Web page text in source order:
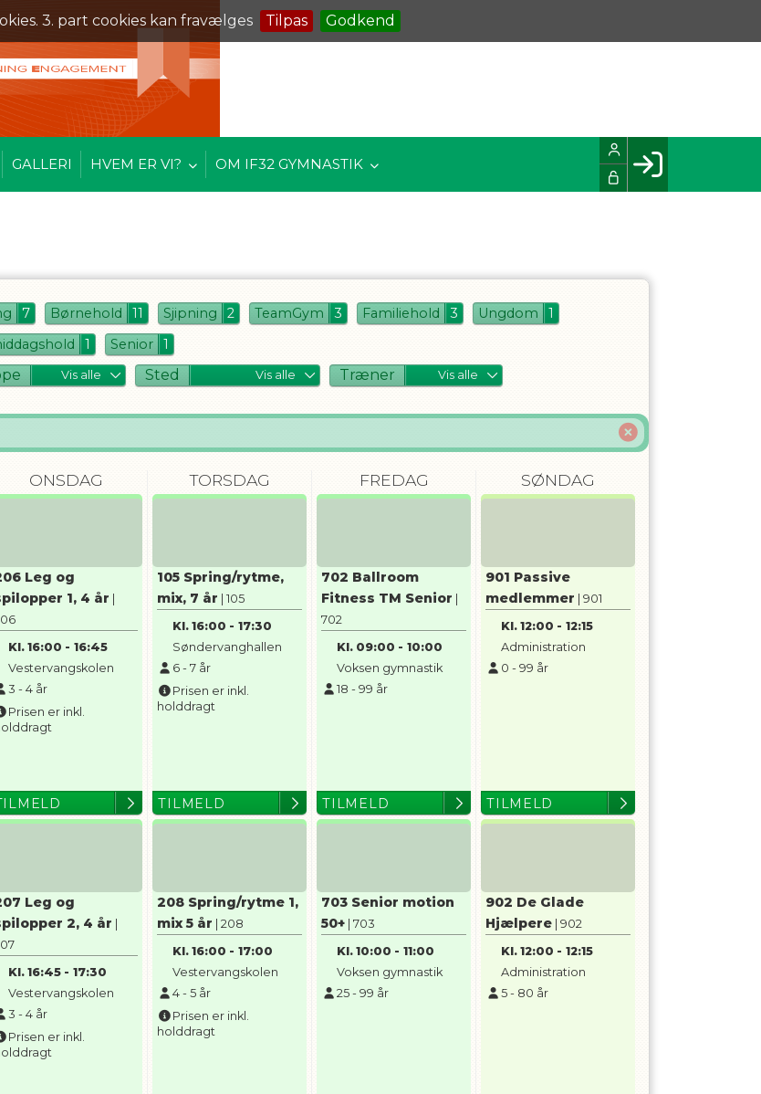
3. part cookies kan fravælges Tilpas Godkend
GALLERI HVEM ER VI? OM IF32 GYMNASTIK
7 Børnehold 11 Sjipning 2 TeamGym 3 Familiehold 3 Ungdom
1
1 Senior 1
Vis alle Sted Vis alle Træner Vis alle
ONSDAG
Leg og
1, 4 år
Kl. 16:00 -16:45
Vestervangskolen
3 -4 år
Prisen er inkl.
Leg og
2, 4 år
Kl. 16:45 -17:30
Vestervangskolen
3 -4 år
Prisen er inkl.
TORSDAG
105 Spring/rytme,
mix, 7 år
| 105
Kl. 16:00 -17:30
Søndervanghallen
6 -7 år
Prisen er inkl.
holddragt
TILMELD
208 Spring/rytme 1,
mix 5 år
| 208
Kl. 16:00 -17:00
Vestervangskolen
4 -5 år
Prisen er inkl.
holddragt
FREDAG
702 Ballroom
Fitness TM Senior
702
Kl. 09:00 - 10:00
Voksen gymnastik
18 - 99 år
TILMELD
703 Senior motion
50+ | 703
Kl. 10:00 - 11:00
Voksen gymnastik
25- 99 år
SØNDAG
901 Passive
medlemmer
| 901
Kl. 12:00 - 12:15
Administration
0 - 99 år
TILMELD
902 De Glade
Hjælpere | 902
Kl. 12:00 - 12:15
Administration
5- 80 år